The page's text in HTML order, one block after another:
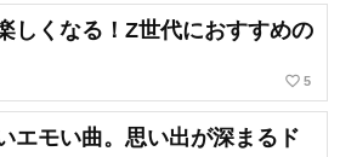
しくなる！Z世代におすすめの
favorite_border 5
エモい曲。思い出が深まるド